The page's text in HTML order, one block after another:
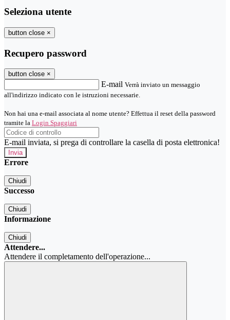
Seleziona utente
button close ×
Recupero password
button close ×
E-mail Verrà inviato un messaggio
all'indirizzo indicato con le istruzioni necessarie.
Non hai una e-mail associata al nome utente? Effettua il reset della password
tramite la Login Spaggiari
E-mail inviata, si prega di controllare la casella di posta elettronica!
Errore
Chiudi
Successo
Chiudi
Informazione
Chiudi
Attendere...
Attendere il completamento dell'operazione...